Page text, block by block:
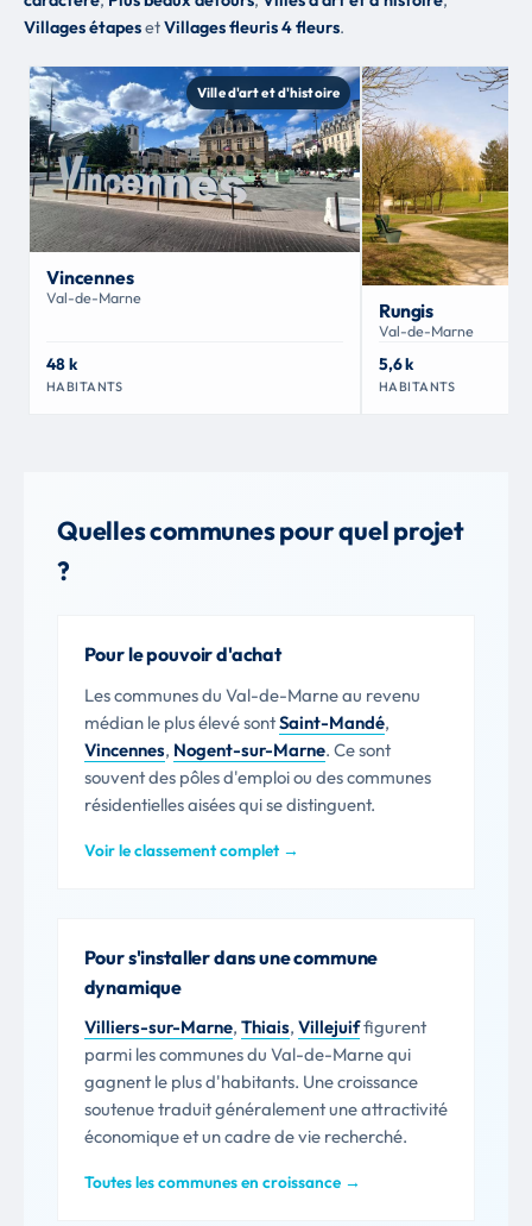
Villages étapesetVillages fleuris 4 fleurs.
Ville d'art et d'histoire
Vincennes
Val-de-Marne
48 k
HABITANTS
Rungis
Val-de-Marne
5,6 k
HABITANTS
Quelles communes pour quel projet
?
Pour le pouvoir d'achat
Les communes du Val-de-Marne au revenu
médian le plus élevé sontSaint-Mandé,
Vincennes, Nogent-sur-Marne. Ce sont
souvent des pôles d'emploi ou des communes
résidentielles aisées qui se distinguent.
Voir le classement complet →
Pour s'installer dans une commune
dynamique
Villiers-sur-Marne, Thiais, Villejuiffigurent
parmi les communes du Val-de-Marne qui
gagnent le plus d'habitants. Une croissance
soutenue traduit généralement une attractivité
économique et un cadre de vie recherché.
Toutes les communes en croissance →